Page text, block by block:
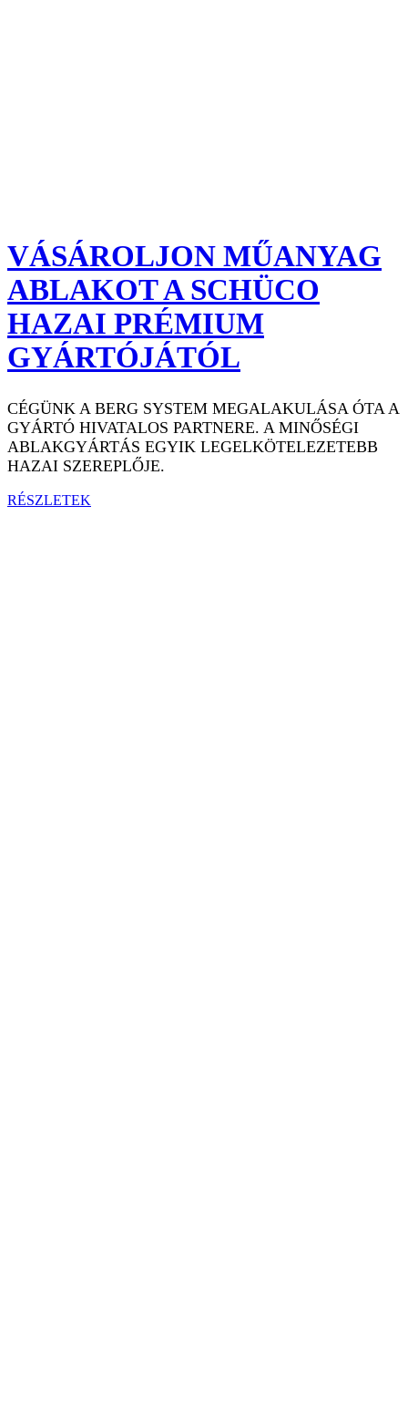
VÁSÁROLJON MŰANYAG
ABLAKOT A SCHÜCO
HAZAI PRÉMIUM
GYÁRTÓJÁTÓL
CÉGÜNK A BERG SYSTEM MEGALAKULÁSA ÓTA A
GYÁRTÓ HIVATALOS PARTNERE. A MINŐSÉGI
ABLAKGYÁRTÁS EGYIK LEGELKÖTELEZETEBB
HAZAI SZEREPLŐJE.
RÉSZLETEK